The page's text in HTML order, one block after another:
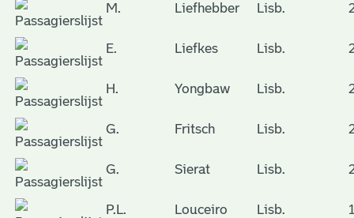
M. Liefhebber Lisb.
E. Liefkes Lisb.
H. Yongbaw Lisb.
G. Fritsch Lisb.
G. Sierat Lisb.
P.L. Louceiro Lisb.